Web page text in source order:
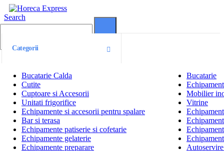
Search
Categorii
Bucatarie Calda
Bucatarie
Cutite
Cuptoare si Accesorii
Mobilier
Unitati frigorifice
Vitrine
Echipamente si accesorii pentru spalare
Bar si terasa
Echipamente patiserie si cofetarie
Echipamente gelaterie
Echipamente preparare